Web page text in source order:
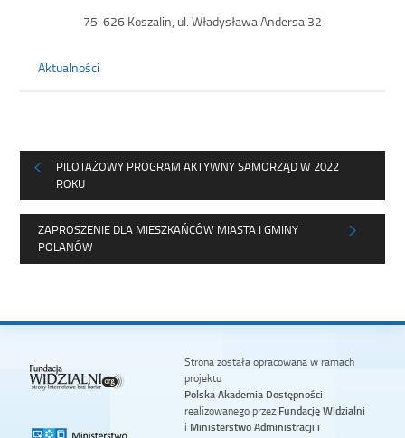
75-626 Koszalin, ul. Władysława Andersa 32
Aktualności
PILOTAŻOWY PROGRAM AKTYWNY SAMORZĄD W 2022
ROKU
ZAPROSZENIE DLA MIESZKAŃCÓW MIASTA I GMINY
POLANÓW
Strona została opracowana w ramach
projektu
Polska Akademia Dostępności
realizowanego przez Fundację Widzialni
i Ministerstwo Administracji i